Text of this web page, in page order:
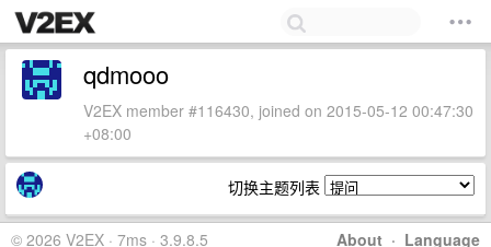
qdmooo
V2EX member #116430, joined on 2015-05-12 00:47:30
+08:00
切换主题列表
About · Language
© 2026 V2EX · 7ms · 3.9.8.5